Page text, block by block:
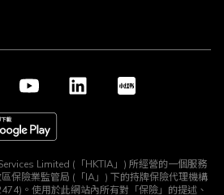
Limited (「HKTIA」) 所經營的一個服務
保險業監管局 (「IA」) 下的持牌保險代理機構
。使用於此網站內所有對「保險」的提述、